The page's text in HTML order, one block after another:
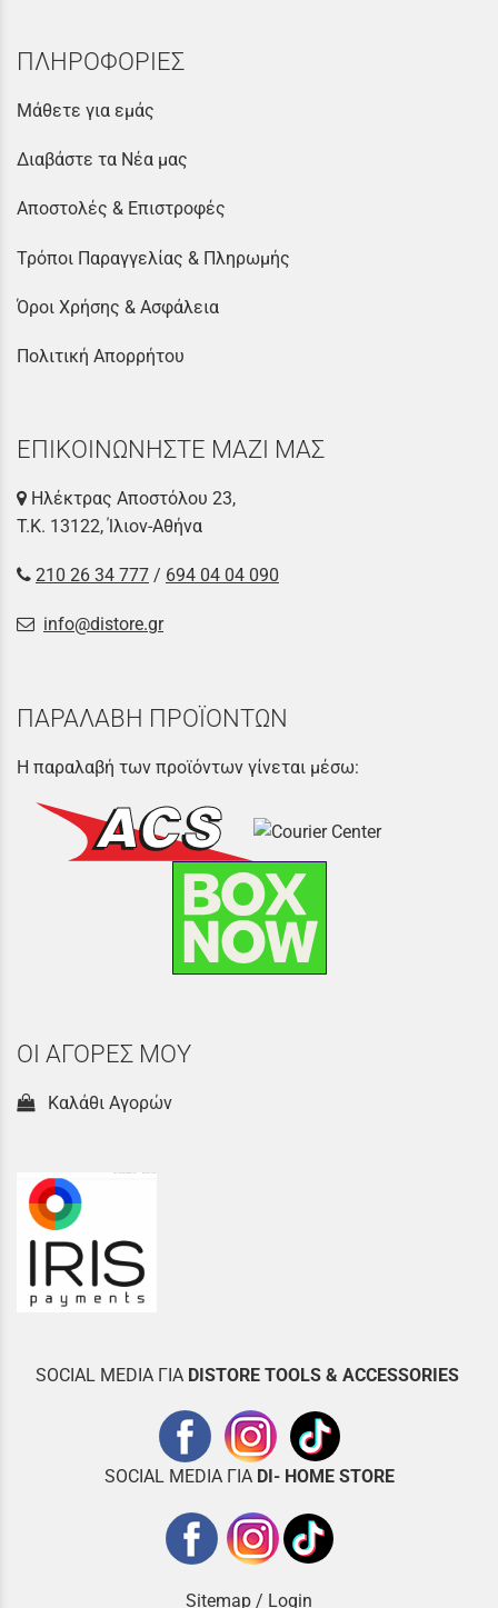
ΠΛΗΡΟΦΟΡΙΕΣ
Μάθετε για εμάς
Διαβάστε τα Νέα μας
Αποστολές & Επιστροφές
Τρόποι Παραγγελίας & Πληρωμής
Όροι Χρήσης & Ασφάλεια
Πολιτική Απορρήτου
ΕΠΙΚΟΙΝΩΝΗΣΤΕ ΜΑΖΙ ΜΑΣ
Ηλέκτρας Αποστόλου 23,
Τ.Κ. 13122, Ίλιον-Αθήνα
210 26 34 777 / 694 04 04 090
info@distore.gr
ΠΑΡΑΛΑΒΗ ΠΡΟΪΟΝΤΩΝ
Η παραλαβή των προϊόντων γίνεται μέσω:
ΟΙ ΑΓΟΡΕΣ ΜΟΥ
Καλάθι Αγορών
SOCIAL MEDIA ΓΙΑ DISTORE TOOLS & ACCESSORIES
SOCIAL MEDIA ΓΙΑ DI- HOME STORE
Sitemap / Login